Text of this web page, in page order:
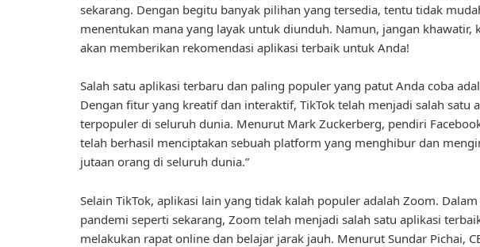
sekarang. Dengan begitu banyak pilihan yang tersedia, tentu tidak
menentukan mana yang layak untuk diunduh. Namun, jangan khawatir,
akan memberikan rekomendasi aplikasi terbaik untuk Anda!
Salah satu aplikasi terbaru dan paling populer yang patut Anda coba
Dengan fitur yang kreatif dan interaktif, TikTok telah menjadi salah satu
terpopuler di seluruh dunia. Menurut Mark Zuckerberg, pendiri
telah berhasil menciptakan sebuah platform yang menghibur dan
jutaan orang di seluruh dunia.”
Selain TikTok, aplikasi lain yang tidak kalah populer adalah Zoom.
pandemi seperti sekarang, Zoom telah menjadi salah satu aplikasi
melakukan rapat online dan belajar jarak jauh. Menurut Sundar Pichai,